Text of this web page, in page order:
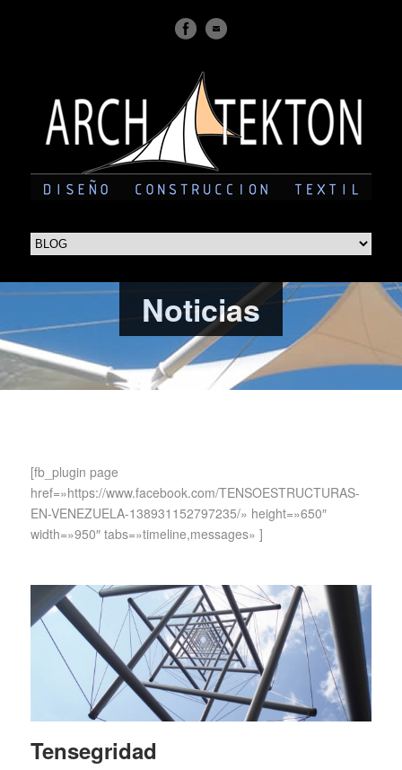
Noticias
[fb_plugin page
href=»https://www.facebook.com/TENSOESTRUCTURAS-
EN-VENEZUELA-138931152797235/» height=»650″
width=»950″ tabs=»timeline,messages» ]
Tensegridad